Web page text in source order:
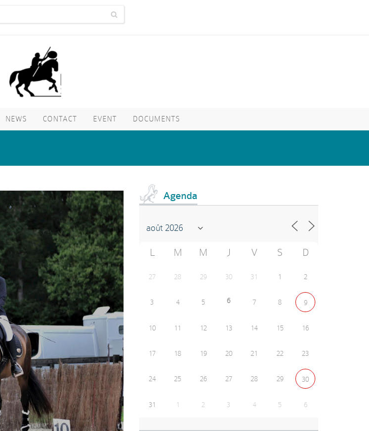
NEWS CONTACT EVENT DOCUMENTS
Agenda
L M M J V S D
27 28 29 30 31 1 2
3 4 5 6 7 8 9
10 11 12 13 14 15 16
17 18 19 20 21 22 23
24 25 26 27 28 29 30
31 1 2 3 4 5 6